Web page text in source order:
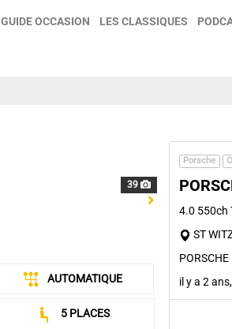
GUIDE OCCASION LES CLASSIQUES
39
AUTOMATIQUE
5 PLACES
Porsche
4.0 550ch
ST
PORSCHE
il y a 2